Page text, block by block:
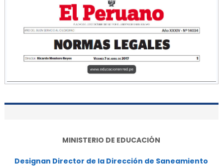
MINISTERIO DE EDUCACIÓN
Designan Director de la Dirección de Saneamiento